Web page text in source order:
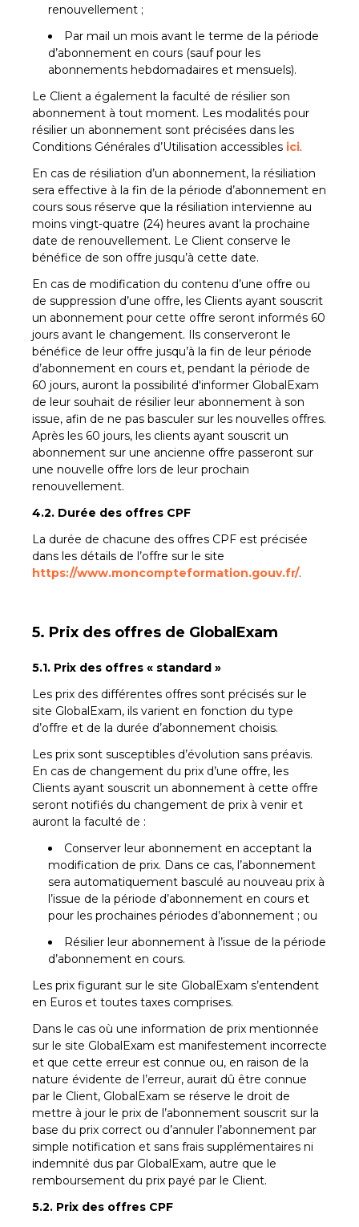
renouvellement ;
Par mail un mois avant le terme de la période
d’abonnement en cours (sauf pour les
abonnements hebdomadaires et mensuels).
Le Client a également la faculté de résilier son
abonnement à tout moment. Les modalités pour
résilier un abonnement sont précisées dans les
Conditions Générales d’Utilisation accessibles ici.
En cas de résiliation d’un abonnement, la résiliation
sera effective à la fin de la période d’abonnement en
cours sous réserve que la résiliation intervienne au
moins vingt-quatre (24) heures avant la prochaine
date de renouvellement. Le Client conserve le
bénéfice de son offre jusqu’à cette date.
En cas de modification du contenu d’une offre ou
de suppression d’une offre, les Clients ayant souscrit
un abonnement pour cette offre seront informés 60
jours avant le changement. Ils conserveront le
bénéfice de leur offre jusqu’à la fin de leur période
d’abonnement en cours et, pendant la période de
60 jours, auront la possibilité d'informer GlobalExam
de leur souhait de résilier leur abonnement à son
issue, afin de ne pas basculer sur les nouvelles offres.
Après les 60 jours, les clients ayant souscrit un
abonnement sur une ancienne offre passeront sur
une nouvelle offre lors de leur prochain
renouvellement.
4.2. Durée des offres CPF
La durée de chacune des offres CPF est précisée
dans les détails de l’offre sur le site
https://www.moncompteformation.gouv.fr/.
5. Prix des offres de GlobalExam
5.1. Prix des offres « standard »
Les prix des différentes offres sont précisés sur le
site GlobalExam, ils varient en fonction du type
d’offre et de la durée d’abonnement choisis.
Les prix sont susceptibles d’évolution sans préavis.
En cas de changement du prix d’une offre, les
Clients ayant souscrit un abonnement à cette offre
seront notifiés du changement de prix à venir et
auront la faculté de :
Conserver leur abonnement en acceptant la
modification de prix. Dans ce cas, l’abonnement
sera automatiquement basculé au nouveau prix à
l’issue de la période d’abonnement en cours et
pour les prochaines périodes d’abonnement ; ou
Résilier leur abonnement à l’issue de la période
d’abonnement en cours.
Les prix figurant sur le site GlobalExam s’entendent
en Euros et toutes taxes comprises.
Dans le cas où une information de prix mentionnée
sur le site GlobalExam est manifestement incorrecte
et que cette erreur est connue ou, en raison de la
nature évidente de l’erreur, aurait dû être connue
par le Client, GlobalExam se réserve le droit de
mettre à jour le prix de l’abonnement souscrit sur la
base du prix correct ou d’annuler l’abonnement par
simple notification et sans frais supplémentaires ni
indemnité dus par GlobalExam, autre que le
remboursement du prix payé par le Client.
5.2. Prix des offres CPF